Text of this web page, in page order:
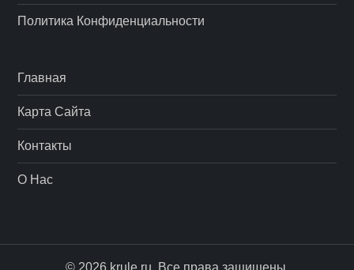
Политика Конфиденциальности
Главная
Карта Сайта
Контакты
О Нас
© 2026 krule.ru. Все права защищены.